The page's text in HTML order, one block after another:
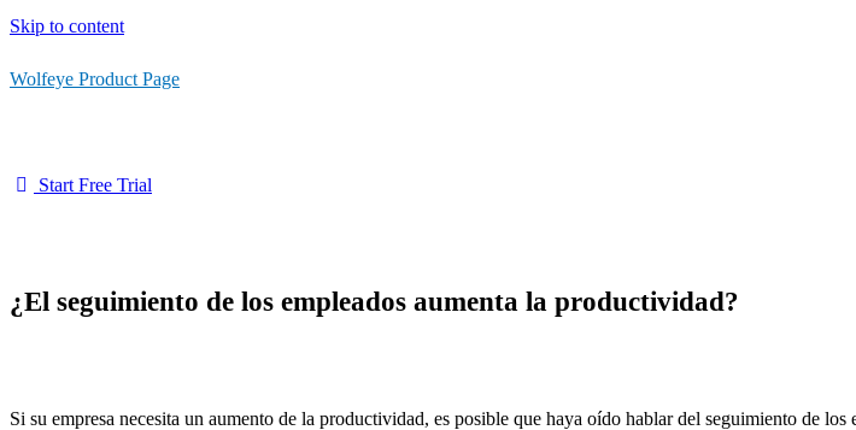
Skip to content
Wolfeye Product Page
Start Free Trial
¿El seguimiento de los empleados aumenta la productividad?
Si su empresa necesita un aumento de la productividad, es posible que haya oído hablar del seguimiento de